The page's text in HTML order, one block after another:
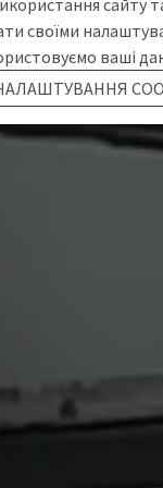
сайту
своїми
ваші